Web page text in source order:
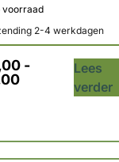
voorraad
2-4 werkdagen
-
Lees
verder